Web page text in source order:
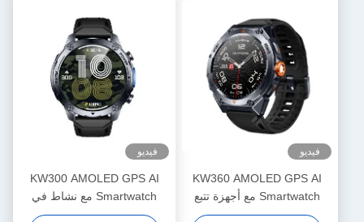
فيديو
KW360 AMOLED GPS AI
Smartwatch مع أجهزة تتبع
النوم في الوقت الحقيقي AI
فيديو
KW300 AMOLED GPS AI
Smartwatch مع نشاط في
الوقت الحقيقي ومتتبعات النوم